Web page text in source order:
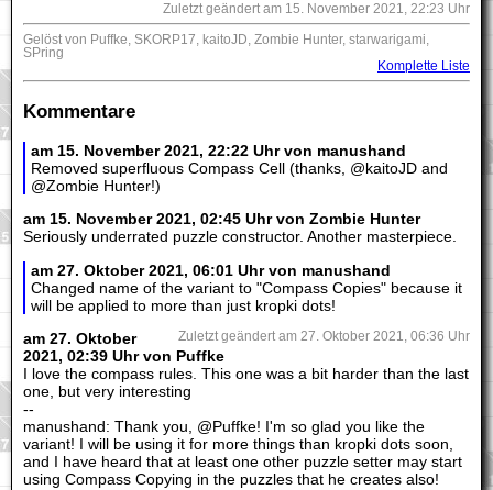
Zuletzt geändert am 15. November 2021, 22:23 Uhr
Gelöst von Puffke, SKORP17, kaitoJD, Zombie Hunter, starwarigami,
SPring
Komplette Liste
Kommentare
am 15. November 2021, 22:22 Uhr von manushand
Removed superfluous Compass Cell (thanks, @kaitoJD and
@Zombie Hunter!)
am 15. November 2021, 02:45 Uhr von Zombie Hunter
Seriously underrated puzzle constructor. Another masterpiece.
am 27. Oktober 2021, 06:01 Uhr von manushand
Changed name of the variant to "Compass Copies" because it
will be applied to more than just kropki dots!
Zuletzt geändert am 27. Oktober 2021, 06:36 Uhr
am 27. Oktober
2021, 02:39 Uhr von Puffke
I love the compass rules. This one was a bit harder than the last
one, but very interesting
--
manushand: Thank you, @Puffke! I'm so glad you like the
variant! I will be using it for more things than kropki dots soon,
and I have heard that at least one other puzzle setter may start
using Compass Copying in the puzzles that he creates also!